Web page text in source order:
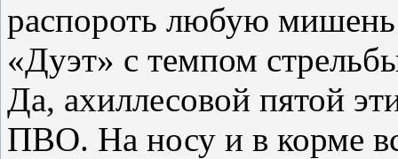
распороть любую
«Дуэт» с темпом
Да, ахиллесовой пятой
ПВО. На носу и в корме